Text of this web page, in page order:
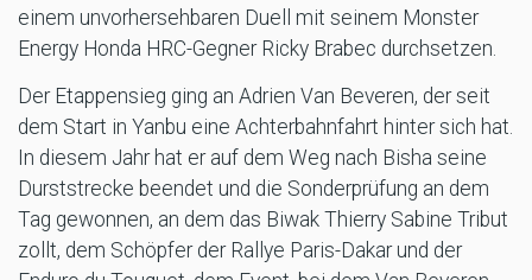
einem unvorhersehbaren Duell mit seinem Monster
Energy Honda HRC-Gegner Ricky Brabec durchsetzen.
Der Etappensieg ging an Adrien Van Beveren, der seit
dem Start in Yanbu eine Achterbahnfahrt hinter sich hat.
In diesem Jahr hat er auf dem Weg nach Bisha seine
Durststrecke beendet und die Sonderprüfung an dem
Tag gewonnen, an dem das Biwak Thierry Sabine Tribut
zollt, dem Schöpfer der Rallye Paris-Dakar und der